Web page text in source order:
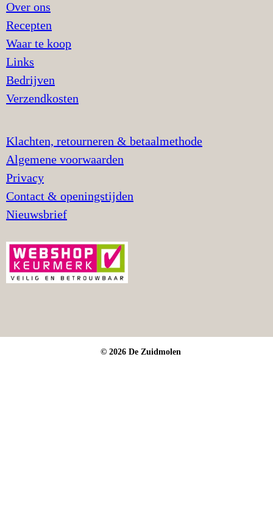
Over ons
Recepten
Waar te koop
Links
Bedrijven
Verzendkosten
Klachten, retourneren & betaalmethode
Algemene voorwaarden
Privacy
Contact & openingstijden
Nieuwsbrief
© 2026 De Zuidmolen